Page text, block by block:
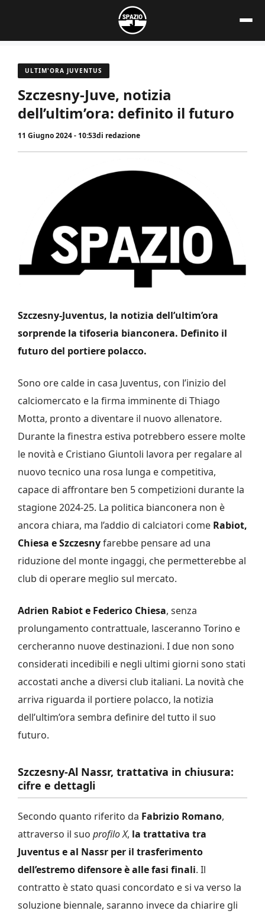
contenuto
ULTIM'ORA JUVENTUS
Szczesny-Juve, notizia
dell’ultim’ora: definito il futuro
11 Giugno 2024 - 10:53di redazione
Szczesny-Juventus, la notizia dell’ultim’ora
sorprende la tifoseria bianconera. Definito il
futuro del portiere polacco.
Sono ore calde in casa Juventus, con l’inizio del
calciomercato e la firma imminente di Thiago
Motta, pronto a diventare il nuovo allenatore.
Durante la finestra estiva potrebbero essere molte
le novità e Cristiano Giuntoli lavora per regalare al
nuovo tecnico una rosa lunga e competitiva,
capace di affrontare ben 5 competizioni durante la
stagione 2024-25. La politica bianconera non è
ancora chiara, ma l’addio di calciatori come Rabiot,
Chiesa e Szczesnyfarebbe pensare ad una
riduzione del monte ingaggi, che permetterebbe al
club di operare meglio sul mercato.
Adrien Rabiot e Federico Chiesa, senza
prolungamento contrattuale, lasceranno Torino e
cercheranno nuove destinazioni. I due non sono
considerati incedibili e negli ultimi giorni sono stati
accostati anche a diversi club italiani. La novità che
arriva riguarda il portiere polacco, la notizia
dell’ultim’ora sembra definire del tutto il suo
futuro.
Szczesny-Al Nassr, trattativa in chiusura:
cifre e dettagli
Secondo quanto riferito da Fabrizio Romano,
attraverso il suo profilo X, la trattativa tra
Juventus e al Nassr per il trasferimento
dell’estremo difensore è alle fasi finali. Il
contratto è stato quasi concordato e si va verso la
soluzione biennale, saranno invece da chiarire gli